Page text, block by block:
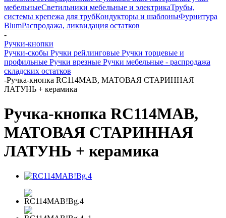
мебельныеСветильники мебельные и электрикаТрубы,
системы крепежа для трубКондукторы и шаблоныФурнитура
BlumРаспродажа, ликвидация остатков
-
Ручки-кнопки
Ручки-скобы Ручки рейлинговые Ручки торцевые и
профильные Ручки врезные Ручки мебельные - распродажа
складских остатков
-Ручка-кнопка RC114MAB, МАТОВАЯ СТАРИННАЯ
ЛАТУНЬ + керамика
Ручка-кнопка RC114MAB,
МАТОВАЯ СТАРИННАЯ
ЛАТУНЬ + керамика